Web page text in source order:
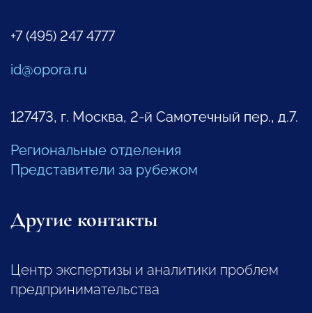
+7 (495) 247 4777
id@opora.ru
127473, г. Москва, 2-й Самотечный пер., д.7.
Региональные отделения
Представители за рубежом
Другие контакты
Центр экспертизы и аналитики проблем
предпринимательства